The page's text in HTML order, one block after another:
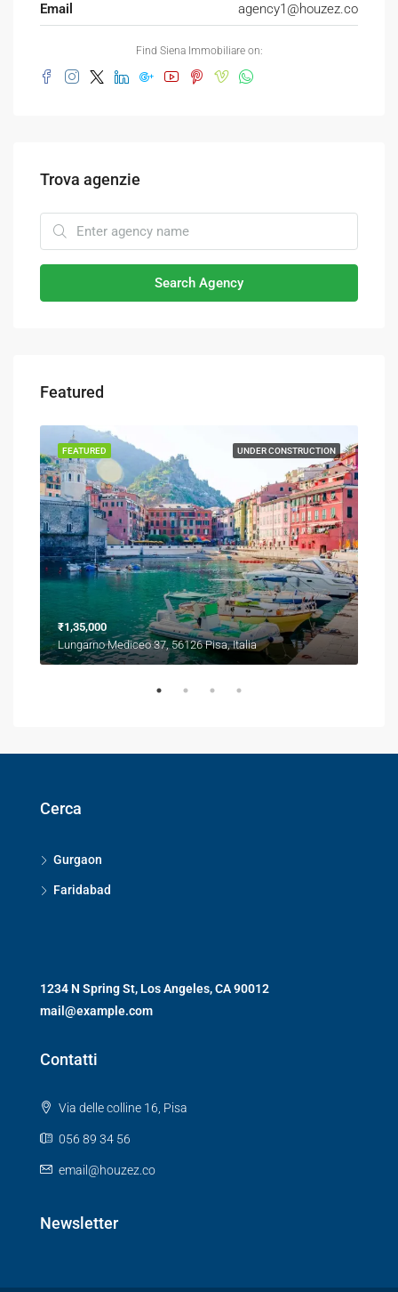
Email
agency1@houzez.co
Find Siena Immobiliare on:
Trova agenzie
Search Agency
Featured
UNDER CONSTRUCTION
FEATURED
₹1,35,000
Lungarno Mediceo 37, 56126 Pisa, Italia
Cerca
Gurgaon
Faridabad
1234 N Spring St, Los Angeles, CA 90012
mail@example.com
Contatti
Via delle colline 16, Pisa
056 89 34 56
email@houzez.co
Newsletter